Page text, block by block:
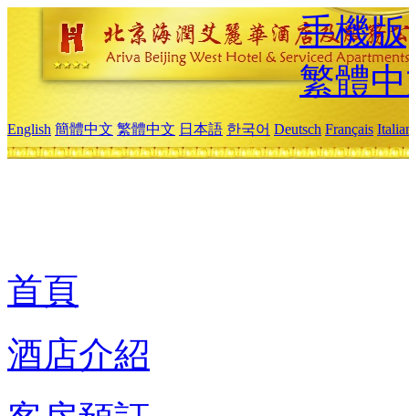
手機版
繁體
English 簡體中文 繁體中文 日本語 한국어 Deutsch Français
首頁
酒店介紹